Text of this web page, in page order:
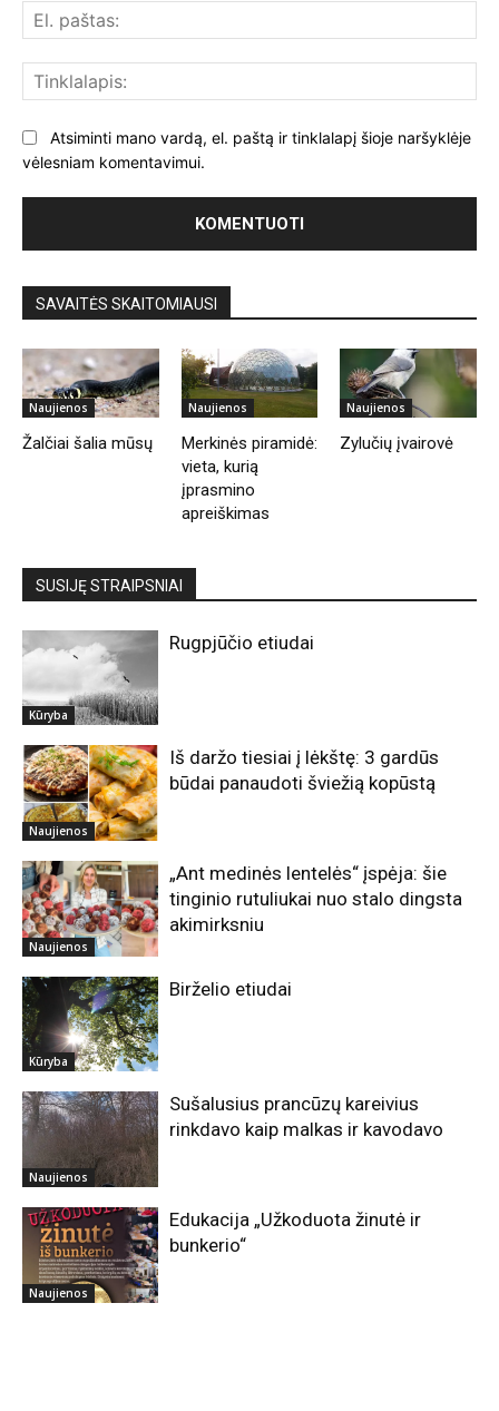
Atsiminti mano vardą, el. paštą ir tinklalapį šioje naršyklėje
vėlesniam komentavimui.
SAVAITĖS SKAITOMIAUSI
Naujienos
Žalčiai šalia mūsų
Naujienos
Merkinės piramidė:
vieta, kurią
įprasmino
apreiškimas
Naujienos
Zylučių įvairovė
SUSIJĘ STRAIPSNIAI
Kūryba
Rugpjūčio etiudai
Naujienos
Iš daržo tiesiai į lėkštę: 3 gardūs
būdai panaudoti šviežią kopūstą
Naujienos
„Ant medinės lentelės“ įspėja: šie
tinginio rutuliukai nuo stalo dingsta
akimirksniu
Kūryba
Birželio etiudai
Naujienos
Sušalusius prancūzų kareivius
rinkdavo kaip malkas ir kavodavo
Naujienos
Edukacija „Užkoduota žinutė ir
bunkerio“